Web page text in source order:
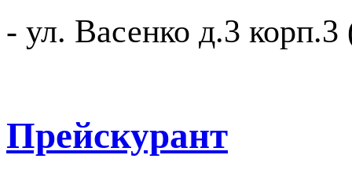
- ул. Васенко д.3 корп.3
Прейскурант